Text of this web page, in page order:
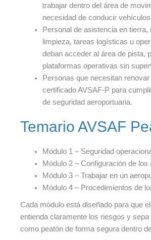
trabajar dentro del área de
necesidad de conducir
Personal de asistencia en tierra,
limpieza, tareas logísticas u
deban acceder al área de pista,
plataformas operativas sin
Personas que necesitan renovar
certificado AVSAF-P para
de seguridad aeroportuaria.
Temario AVSAF
Módulo 1 – Seguridad
Módulo 2 – Configuración de los
Módulo 3 – Trabajar en un
Módulo 4 – Procedimientos de
Cada módulo está diseñado para que
entienda claramente los riesgos y
como peatón de forma segura dentro